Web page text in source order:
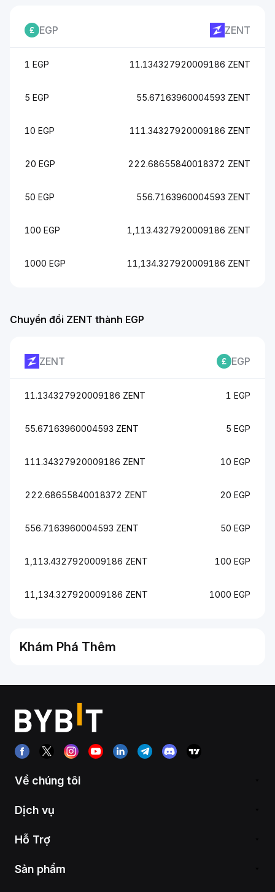
Chuyển đổi ZENT thành EGP
ZENT EGP
11.134327920009186 ZENT 1 EGP
55.67163960004593 ZENT 5 EGP
111.34327920009186 ZENT 10 EGP
222.68655840018372 ZENT 20 EGP
556.7163960004593 ZENT 50 EGP
1,113.4327920009186 ZENT 100 EGP
11,134.327920009186 ZENT 1000 EGP
EGP ZENT
1 EGP 11.134327920009186 ZENT
5 EGP 55.67163960004593 ZENT
10 EGP 111.34327920009186 ZENT
20 EGP 222.68655840018372 ZENT
50 EGP 556.7163960004593 ZENT
100 EGP 1,113.4327920009186 ZENT
1000 EGP 11,134.327920009186 ZENT
Khám Phá Thêm
Về chúng tôi
Dịch vụ
Hỗ Trợ
Sản phẩm